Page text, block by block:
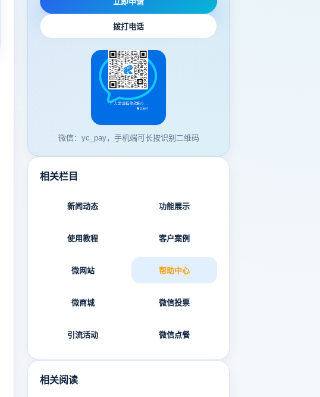
拨打电话
微信：yc_pay，手机端可长按识别二维码
相关栏目
新闻动态 功能展示
使用教程 客户案例
微网站 帮助中心
微商城 微信投票
引流活动 微信点餐
相关阅读